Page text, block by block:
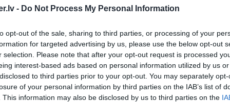
- Do Not Process My Personal Information
opt-out of the sale, sharing to third parties, or processing of your
for targeted advertising by us, please use the below opt-out
selection. Please note that after your opt-out request is processed
interest-based ads based on personal information utilized by us
to third parties prior to your opt-out. You may separately
of your personal information by third parties on the IAB’s list of
This information may also be disclosed by us to third parties on the
22. Apr 2006, 09:57
tāda lieta ir arī ja nestrādā kāds no dačikiem!